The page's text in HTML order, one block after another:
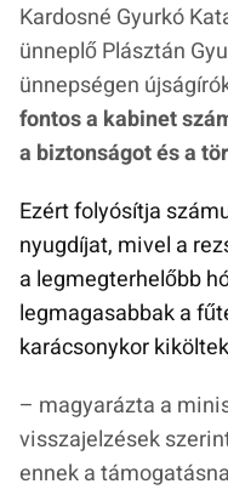
Kardosné Gyurkó
ünneplő Plásztán
ünnepségen
fontos a kabinet
a biztonságot és a
Ezért folyósítja
nyugdíjat, mivel a
a legmegterhelőbb
legmagasabbak a
karácsonykor
– magyarázta a
visszajelzések
ennek a